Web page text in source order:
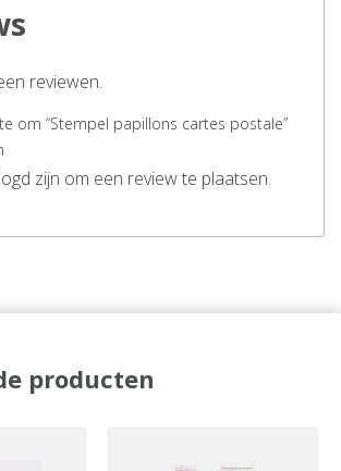
reviewen.
om “Stempel papillons cartes postale”
zijn om een review te plaatsen.
producten